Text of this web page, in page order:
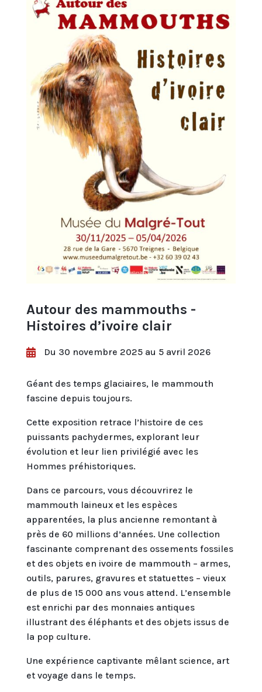
Autour des mammouths -
Histoires d’ivoire clair
 Du 30 novembre 2025 au 5 avril 2026
Géant des temps glaciaires, le mammouth
fascine depuis toujours.
Cette exposition retrace l’histoire de ces
puissants pachydermes, explorant leur
évolution et leur lien privilégié avec les
Hommes préhistoriques.
Dans ce parcours, vous découvrirez le
mammouth laineux et les espèces
apparentées, la plus ancienne remontant à
près de 60 millions d’années. Une collection
fascinante comprenant des ossements fossiles
et des objets en ivoire de mammouth – armes,
outils, parures, gravures et statuettes – vieux
de plus de 15 000 ans vous attend. L’ensemble
est enrichi par des monnaies antiques
illustrant des éléphants et des objets issus de
la pop culture.
Une expérience captivante mêlant science, art
et voyage dans le temps.